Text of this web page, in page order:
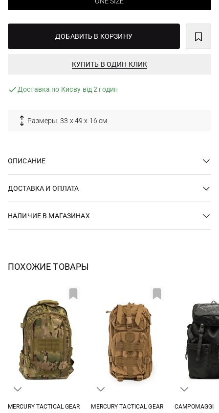
ДОБАВИТЬ В КОРЗИНУ
КУПИТЬ В ОДИН КЛИК
Доставка по Києву від 2 годин
Размеры: 33 x 49 x 16 см
ОПИСАНИЕ
ДОСТАВКА И ОПЛАТА
НАЛИЧИЕ В МАГАЗИНАХ
ПОХОЖИЕ ТОВАРЫ
MERCURY TACTICAL GEAR
MERCURY TACTICAL GEAR
CAMPOMAGGI